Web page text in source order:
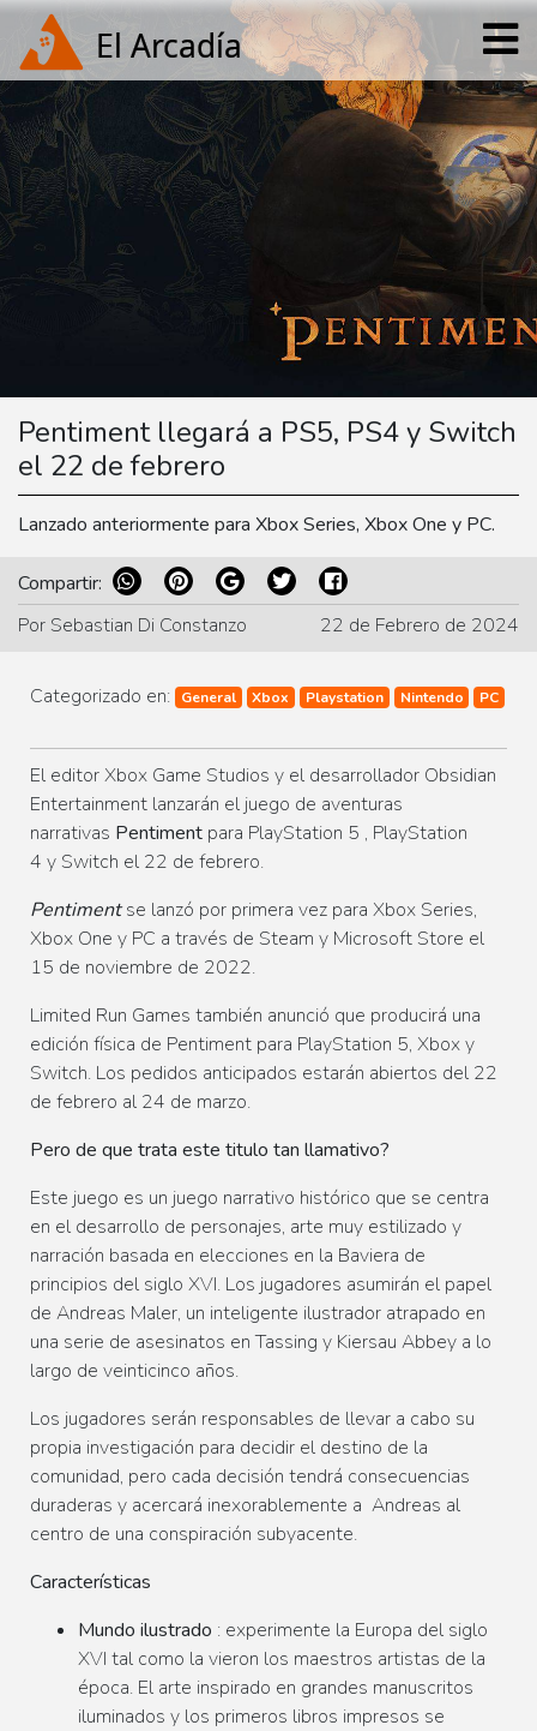
Pentiment llegará a PS5, PS4 y Switch
el 22 de febrero
Lanzado anteriormente para Xbox Series, Xbox One y PC.
Compartir:
22 de Febrero de 2024
Por Sebastian Di Constanzo
Categorizado en: General Xbox Playstation Nintendo PC
El editor Xbox Game Studios y el desarrollador Obsidian
Entertainment lanzarán el juego de aventuras
narrativas Pentiment para PlayStation 5 , PlayStation
4 y Switch el 22 de febrero.
Pentimentse lanzó por primera vez para Xbox Series,
Xbox One y PC a través de Steam y Microsoft Store el
15 de noviembre de 2022.
Limited Run Games también anunció que producirá una
edición física de Pentiment para PlayStation 5, Xbox y
Switch. Los pedidos anticipados estarán abiertos del 22
de febrero al 24 de marzo.
Pero de que trata este titulo tan llamativo?
Este juego es un juego narrativo histórico que se centra
en el desarrollo de personajes, arte muy estilizado y
narración basada en elecciones en la Baviera de
principios del siglo XVI. Los jugadores asumirán el papel
de Andreas Maler, un inteligente ilustrador atrapado en
una serie de asesinatos en Tassing y Kiersau Abbey a lo
largo de veinticinco años.
Los jugadores serán responsables de llevar a cabo su
propia investigación para decidir el destino de la
comunidad, pero cada decisión tendrá consecuencias
duraderas y acercará inexorablemente a Andreas al
centro de una conspiración subyacente.
Características
Mundo ilustrado : experimente la Europa del siglo
XVI tal como la vieron los maestros artistas de la
época. El arte inspirado en grandes manuscritos
iluminados y los primeros libros impresos se